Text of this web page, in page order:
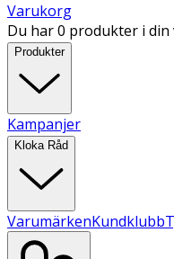
Varukorg
Du har 0 produkter i din
Produkter
Kampanjer
Kloka Råd
VarumärkenKundklubb